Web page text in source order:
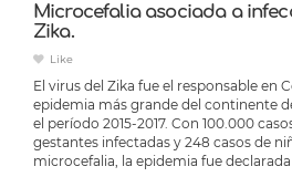
Microcefalia asociada a
Zika.
Like
El virus del Zika fue el responsable en
epidemia más grande del continente
el período 2015-2017. Con 100.000
gestantes infectadas y 248 casos de
microcefalia, la epidemia fue